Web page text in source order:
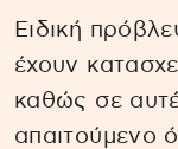
Ειδική
έχουν
καθώς σε
απαιτούμενο